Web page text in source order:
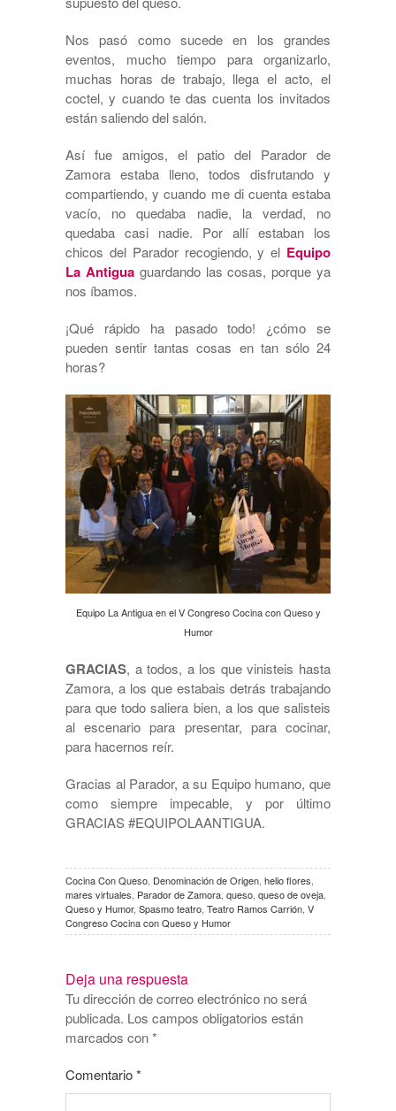
Nos pasó como sucede en los grandes
eventos, mucho tiempo para organizarlo,
muchas horas de trabajo, llega el acto, el
coctel, y cuando te das cuenta los invitados
están saliendo del salón.
Así fue amigos, el patio del Parador de
Zamora estaba lleno, todos disfrutando y
compartiendo, y cuando me di cuenta estaba
vacío, no quedaba nadie, la verdad, no
quedaba casi nadie. Por allí estaban los
chicos del Parador recogiendo, y el Equipo
La Antiguaguardando las cosas, porque ya
nos íbamos.
¡Qué rápido ha pasado todo! ¿cómo se
pueden sentir tantas cosas en tan sólo 24
horas?
Equipo La Antigua en el V Congreso Cocina con Queso y
Humor
GRACIAS, a todos, a los que vinisteis hasta
Zamora, a los que estabais detrás trabajando
para que todo saliera bien, a los que salisteis
al escenario para presentar, para cocinar,
para hacernos reír.
Gracias al Parador, a su Equipo humano, que
como siempre impecable, y por último
GRACIAS #EQUIPOLAANTIGUA.
Cocina Con Queso Denominación de Origen helio flores
mares virtuales Parador de Zamora queso queso de oveja
Queso y Humor, Spasmo teatro Teatro Ramos Carrión V
Congreso Cocina con Queso y Humor
Deja una respuesta
Tu dirección de correo electrónico no será
publicada. Los campos obligatorios están
marcados con*
Comentario*